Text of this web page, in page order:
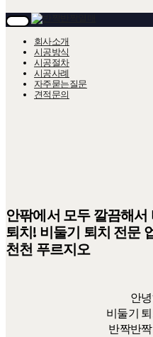
T
G
G
N
A
회사소개
시공방식
시공절차
시공사례
자주묻는질문
견적문의
안팎에서 모두 깔끔해
퇴치! 비둘기 퇴치 전문
천천 푸르지오
안
비둘기
반짝반